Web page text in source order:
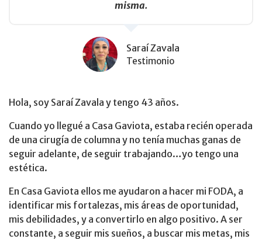
misma.
Saraí Zavala
Testimonio
Hola, soy Saraí Zavala y tengo 43 años.
Cuando yo llegué a Casa Gaviota, estaba recién operada
de una cirugía de columna y no tenía muchas ganas de
seguir adelante, de seguir trabajando…yo tengo una
estética.
En Casa Gaviota ellos me ayudaron a hacer mi FODA, a
identificar mis fortalezas, mis áreas de oportunidad,
mis debilidades, y a convertirlo en algo positivo. A ser
constante, a seguir mis sueños, a buscar mis metas, mis